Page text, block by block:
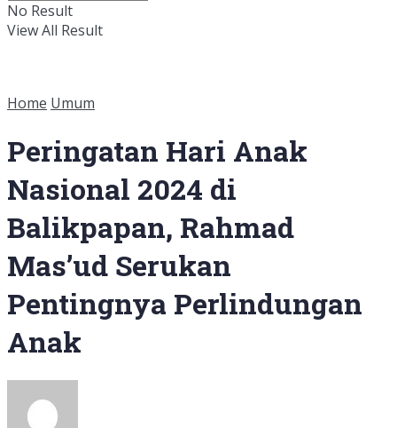
No Result
View All Result
Home Umum
Peringatan Hari Anak
Nasional 2024 di
Balikpapan, Rahmad
Mas’ud Serukan
Pentingnya Perlindungan
Anak